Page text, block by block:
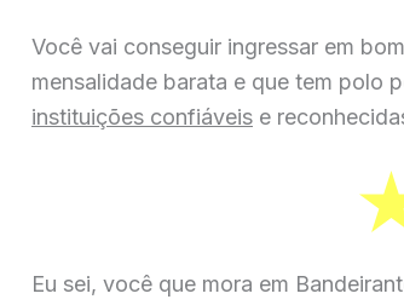
Você vai conseguir ingressar em
mensalidade barata e que tem polo
instituições confiáveis e
Eu sei, você que mora em